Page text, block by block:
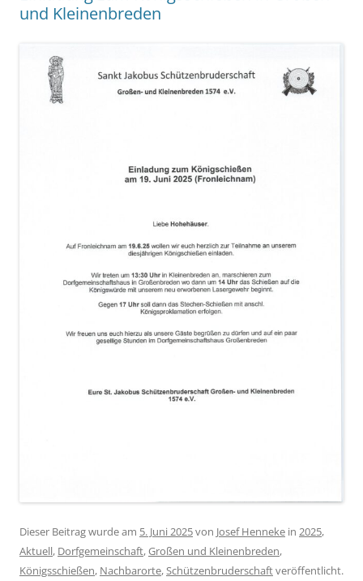
und Kleinenbreden
Dieser Beitrag wurde am 5. Juni 2025von Josef Henneke in 2025,
Aktuell, Dorfgemeinschaft,Großen und Kleinenbreden,
Königsschießen, Nachbarorte,Schützenbruderschaftveröffentlicht.